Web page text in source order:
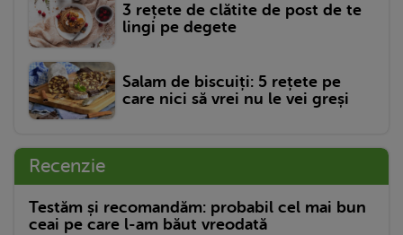
3 rețete de clătite de post de te
lingi pe degete
Salam de biscuiți: 5 rețete pe
care nici să vrei nu le vei greși
Recenzie
Testăm și recomandăm: probabil cel mai bun
ceai pe care l-am băut vreodată